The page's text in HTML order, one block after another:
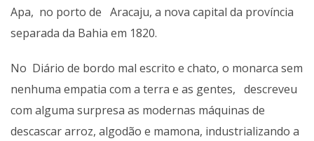
Apa, no porto de Aracaju, a nova capital da província
separada da Bahia em 1820.
No Diário de bordo mal escrito e chato, o monarca sem
nenhuma empatia com a terra e as gentes, descreveu
com alguma surpresa as modernas máquinas de
descascar arroz, algodão e mamona, industrializando a